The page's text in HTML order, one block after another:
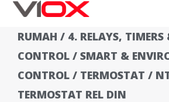
Lompat
kandungan
RUMAH / 4. RELAYS, TIMERS
CONTROL / SMART &
CONTROL / TERMOSTAT /
TERMOSTAT REL DIN